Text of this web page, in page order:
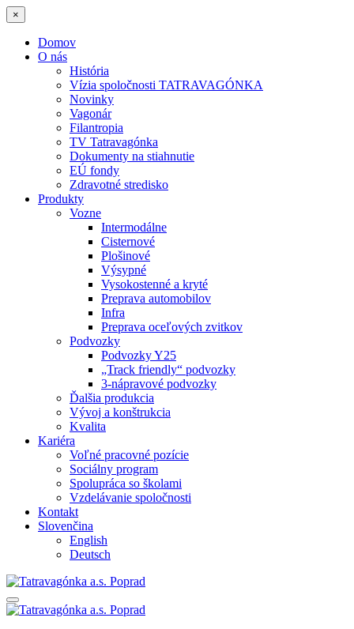
×
Domov
O nás
História
Vízia spoločnosti TATRAVAGÓNKA
Novinky
Vagonár
Filantropia
TV Tatravagónka
Dokumenty na stiahnutie
EÚ fondy
Zdravotné stredisko
Produkty
Vozne
Intermodálne
Cisternové
Plošinové
Výsypné
Vysokostenné a kryté
Preprava automobilov
Infra
Preprava oceľových zvitkov
Podvozky
Podvozky Y25
„Track friendly“ podvozky
3-nápravové podvozky
Ďalšia produkcia
Vývoj a konštrukcia
Kvalita
Kariéra
Voľné pracovné pozície
Sociálny program
Spolupráca so školami
Vzdelávanie spoločnosti
Kontakt
Slovenčina
English
Deutsch